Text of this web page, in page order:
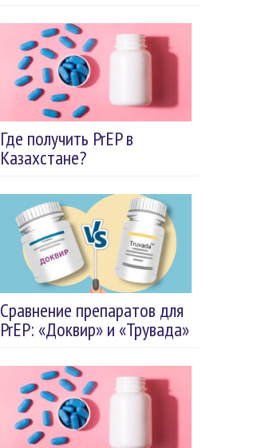
Где получить PrEP в
Казахстане?
Сравнение препаратов для
PrEP: «Доквир» и «Трувада»